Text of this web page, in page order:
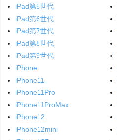
iPad第5世代
iPad第6世代
iPad第7世代
iPad第8世代
iPad第9世代
iPhone
iPhone11
iPhone11Pro
iPhone11ProMax
iPhone12
iPhone12mini